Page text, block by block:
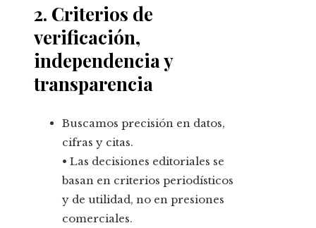
2. Criterios de
verificación,
independencia y
transparencia
Buscamos precisión en datos,
cifras y citas.
• Las decisiones editoriales se
basan en criterios periodísticos
y de utilidad, no en presiones
comerciales.